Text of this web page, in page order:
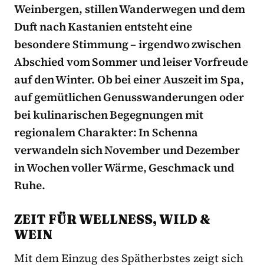
Weinbergen, stillen Wanderwegen und dem
Duft nach Kastanien entsteht eine
besondere Stimmung – irgendwo zwischen
Abschied vom Sommer und leiser Vorfreude
auf den Winter. Ob bei einer Auszeit im Spa,
auf gemütlichen Genusswanderungen oder
bei kulinarischen Begegnungen mit
regionalem Charakter: In Schenna
verwandeln sich November und Dezember
in Wochen voller Wärme, Geschmack und
Ruhe.
ZEIT FÜR WELLNESS, WILD &
WEIN
Mit dem Einzug des Spätherbstes zeigt sich